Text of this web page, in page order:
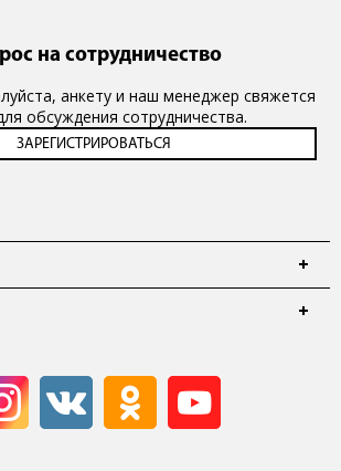
на сотрудничество
анкету и наш менеджер свяжется
обсуждения сотрудничества.